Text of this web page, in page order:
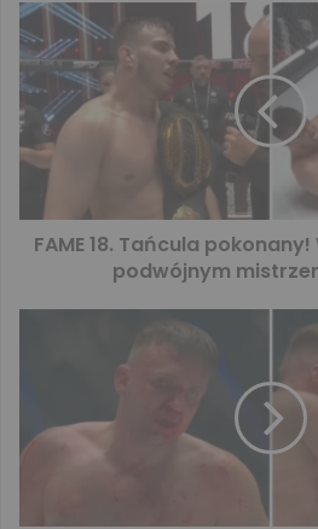
FAME 18. Tańcula
podwójnym